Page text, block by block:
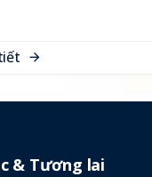
iết
& Tương lai